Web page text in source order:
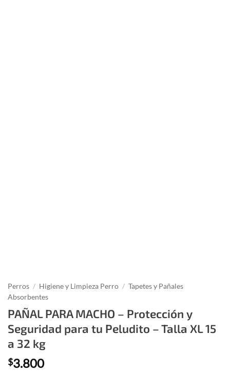
Perros / Higiene y Limpieza Perro / Tapetes y Pañales
Absorbentes
PAÑAL PARA MACHO – Protección y
Seguridad para tu Peludito – Talla XL 15
a 32 kg
$3.800